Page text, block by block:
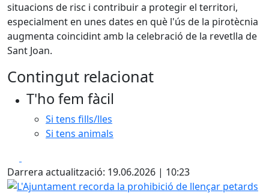
situacions de risc i contribuir a protegir el territori,
especialment en unes dates en què l'ús de la pirotècnia
augmenta coincidint amb la celebració de la revetlla de
Sant Joan.
Contingut relacionat
T'ho fem fàcil
Si tens fills/lles
Si tens animals
Darrera actualització: 19.06.2026 | 10:23
L'Ajuntament recorda la prohibició de llençar petards a